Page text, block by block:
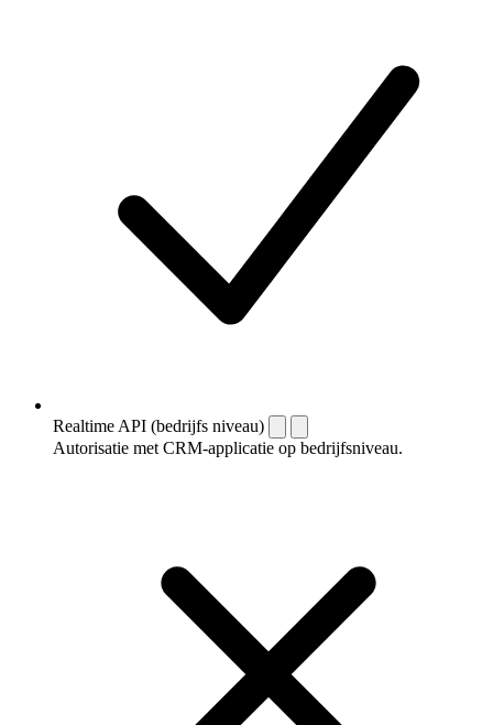
Realtime API (bedrijfs niveau)
Autorisatie met CRM-applicatie op bedrijfsniveau.